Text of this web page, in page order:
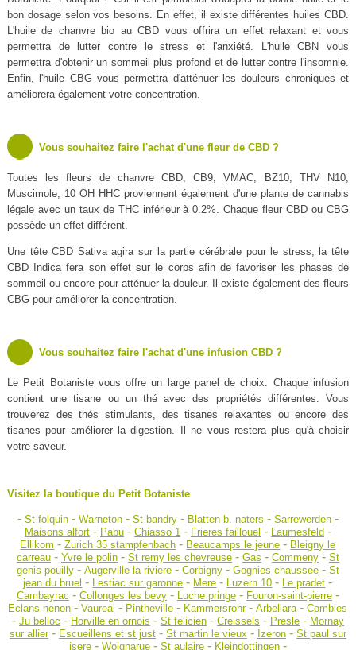
bon dosage selon vos besoins. En effet, il existe différentes huiles CBD.
L'huile de chanvre bio au CBD vous offrira un effet relaxant et vous
permettra de lutter contre le stress et l'anxiété. L'huile CBN vous
permettra d'obtenir un sommeil plus profond et de lutter contre l'insomnie.
Enfin, l'huile CBG vous permettra d'atténuer les douleurs chroniques et
améliorera également votre concentration.
Vous souhaitez faire l'achat d'une fleur de CBD ?
Toutes les fleurs de chanvre CBD, CB9, VMAC, BZ10, THV N10,
Muscimole, 10 OH HHC proviennent également d'une plante de cannabis
légale avec un taux de THC inférieur à 0.2%. Chaque fleur CBD ou CBG
possède un effet différent.
Une tête CBD Sativa agira sur la partie cérébrale pour le stress, la tête
CBD Indica fera son effet sur le corps afin de favoriser les phases de
sommeil ou encore pour atténuer la douleur. Il existe également des fleurs
CBG pour améliorer la concentration.
Vous souhaitez faire l'achat d'une infusion CBD ?
Le Petit Botaniste vous offre un large panel de choix. Chaque infusion
contient une tisane ou un thé avec des propriétés différentes. Vous
trouverez des thés stimulants, des tisanes relaxantes ou encore des
tisanes pour améliorer la digestion. Il ne vous restera plus qu'à choisir
votre saveur.
Visitez la boutique du Petit Botaniste
- St folquin- Warneton- St bandry- Blatten b. naters - Sarrewerden-
Maisons alfort- Pabu- Chiasso 1 - Frieres faillouel - Laumesfeld-
Ellikom -Zurich 35 stampfenbach - Beaucamps le jeune - Bleigny le
carreau- Yvre le polin- St remy les chevreuse- Gas - Commeny- St
genis pouilly- Augerville la riviere- Corbigny- Gognies chaussee- St
jean du bruel - Lestiac sur garonne - Mere - Luzern 10 - Le pradet -
Cambayrac - Collonges les bevy- Luche pringe- Fouron-saint-pierre-
Eclans nenon -Vaureal - Pintheville - Kammersrohr-Arbellara -Combles
- Ju belloc - Horville en ornois - St felicien- Creissels - Presle- Mornay
sur allier- Escueillens et st just- St martin le vieux - Izeron- St paul sur
isere- Woignarue- St aulaire- Kleindottingen-